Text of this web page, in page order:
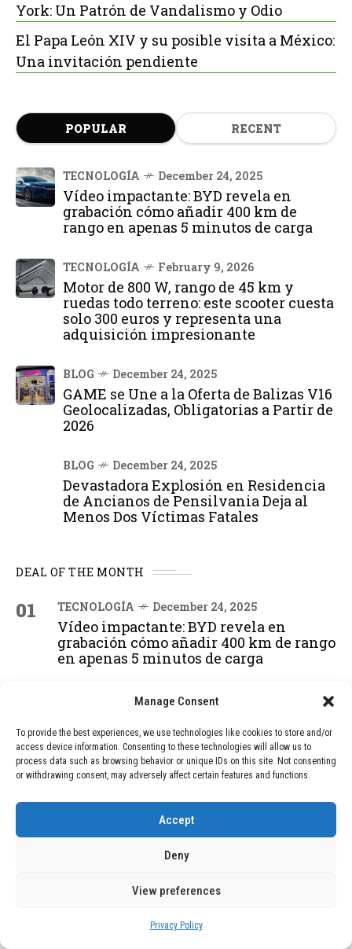
Manage Consent
To provide the best experiences, we use technologies like cookies to store and/or
access device information. Consenting to these technologies will allow us to
process data such as browsing behavior or unique IDs on this site. Not consenting
or withdrawing consent, may adversely affect certain features and functions.
Accept
Deny
View preferences
Privacy Policy
York: Un Patrón de Vandalismo y Odio
El Papa León XIV y su posible visita a México:
Una invitación pendiente
POPULAR RECENT
TECNOLOGÍA December 24, 2025
Vídeo impactante: BYD revela en
grabación cómo añadir 400 km de
rango en apenas 5 minutos de carga
TECNOLOGÍA February 9, 2026
Motor de 800 W, rango de 45 km y
ruedas todo terreno: este scooter cuesta
solo 300 euros y representa una
adquisición impresionante
BLOG December 24, 2025
GAME se Une a la Oferta de Balizas V16
Geolocalizadas, Obligatorias a Partir de
2026
BLOG December 24, 2025
Devastadora Explosión en Residencia
de Ancianos de Pensilvania Deja al
Menos Dos Víctimas Fatales
DEAL OF THE MONTH
01 TECNOLOGÍA December 24, 2025
Vídeo impactante: BYD revela en
grabación cómo añadir 400 km de rango
en apenas 5 minutos de carga
Motor de 800 W, rango de 45 km y
ruedas todo terreno: este scooter cuesta
solo 300 euros y representa una
adquisición impresionante
03 BLOG December 24, 2025
GAME se Une a la Oferta de Balizas V16